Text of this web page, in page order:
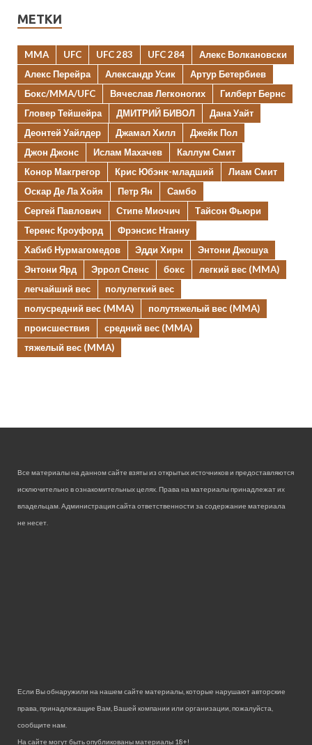
МЕТКИ
MMA UFC UFC 283 UFC 284
Алекс Волкановски
Алекс Перейра
Александр Усик
Артур Бетербиев
Бокс/MMA/UFC
Вячеслав Легконогих
Гилберт Бернс
Гловер Тейшейра
ДМИТРИЙ БИВОЛ
Дана Уайт
Деонтей Уайлдер
Джамал Хилл
Джейк Пол
Джон Джонс
Ислам Махачев
Каллум Смит
Конор Макгрегор
Крис Юбэнк-младший
Лиам Смит
Оскар Де Ла Хойя
Петр Ян
Самбо
Сергей Павлович
Стипе Миочич
Тайсон Фьюри
Теренс Кроуфорд
Фрэнсис Нганну
Хабиб Нурмагомедов
Эдди Хирн
Энтони Джошуа
Энтони Ярд
Эррол Спенс бокс
легкий вес (MMA)
легчайший вес
полулегкий вес
полусредний вес (MMA)
полутяжелый вес (MMA)
происшествия
средний вес (MMA)
тяжелый вес (MMA)
Все материалы на данном сайте взяты из открытых источников и предоставляются
исключительно в ознакомительных целях. Права на материалы принадлежат их
владельцам. Администрация сайта ответственности за содержание материала
не несет.
Если Вы обнаружили на нашем сайте материалы, которые нарушают авторские
права, принадлежащие Вам, Вашей компании или организации, пожалуйста,
сообщите нам.
На сайте могут быть опубликованы материалы 18+!